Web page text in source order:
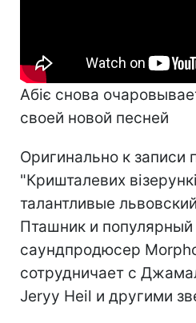
Абіє снова
своей новой песней
Оригинально к записи
"Кришталевих
талантливые
Пташник и популярный
саундпродюсер
сотрудничает с
Jeryy Heil и другими